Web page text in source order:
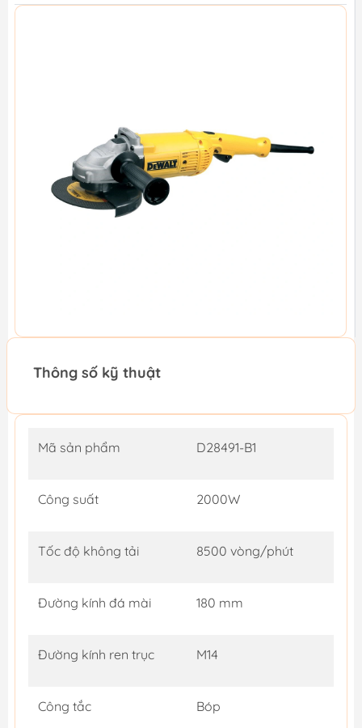
Thông số kỹ thuật
Mã sản phẩm D28491-B1
Công suất 2000W
Tốc độ không tải 8500 vòng/phút
Đường kính đá mài 180 mm
Đường kính ren trục M14
Công tắc Bóp